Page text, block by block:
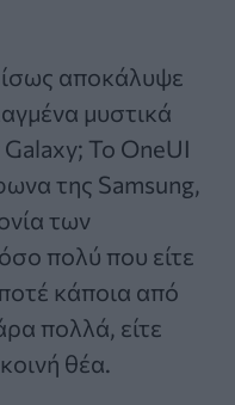
αποκάλυψε
μυστικά
Το OneUI
της Samsung,
των
πολύ που είτε
κάποια από
πολλά, είτε
θέα.